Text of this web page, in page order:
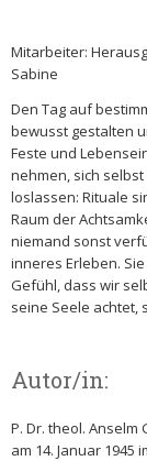
Mitarbeiter:
Sabine
Den Tag auf
bewusst gestalten
Feste und
nehmen, sich
loslassen: Rituale
Raum der
niemand sonst
inneres Erleben.
Gefühl, dass wir
seine Seele achtet,
Autor/in:
P. Dr. theol. Anselm
am 14. Januar 1945